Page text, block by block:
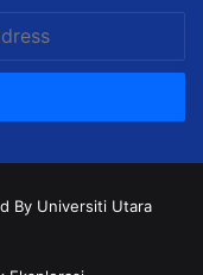
By Universiti Utara